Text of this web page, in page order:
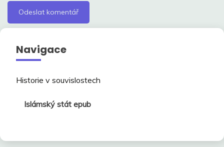
Navigace
Historie v souvislostech
Islámský stát epub